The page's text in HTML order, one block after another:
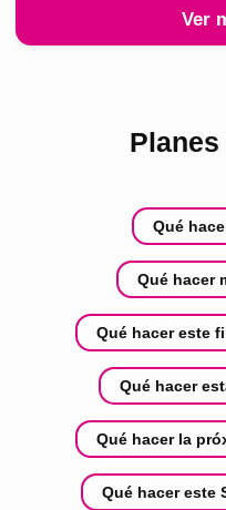
Ver
Qué
Qué hacer
Qué hacer este
Qué hacer
Qué hacer la
Qué hacer este